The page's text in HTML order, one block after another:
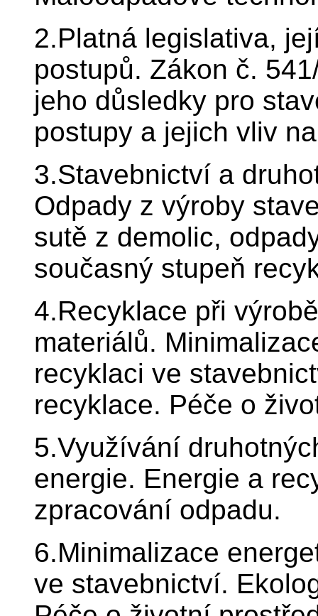
2.Platná legislativa,
postupů. Zákon č.
jeho důsledky pro
postupy a jejich vliv
3.Stavebnictví a
Odpady z výroby
sutě z demolic,
současný stupeň
4.Recyklace při
materiálů.
recyklaci ve
recyklace. Péče o
5.Využívání
energie. Energie a
zpracování odpadu.
6.Minimalizace
ve stavebnictví.